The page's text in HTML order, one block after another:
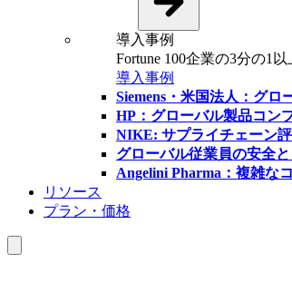
導入事例
Fortune 100企業の3分の1
導入事例
Siemens・米国法人：グ
HP：グローバル製品コン
NIKE: サプライチェーン
グローバル従業員の安全
Angelini Pharma：複雑な
リソース
プラン・価格